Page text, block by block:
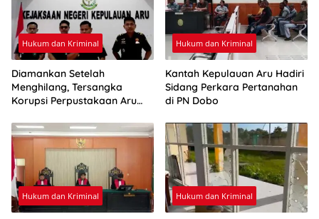
Hukum dan Kriminal
Diamankan Setelah
Menghilang, Tersangka
Korupsi Perpustakaan Aru
Hukum dan Kriminal
Kantah Kepulauan Aru Hadiri
Sidang Perkara Pertanahan
di PN Dobo
Hukum dan Kriminal Hukum dan Kriminal